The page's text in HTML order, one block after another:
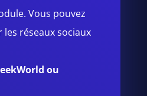
Vous pouvez
réseaux sociaux
ou